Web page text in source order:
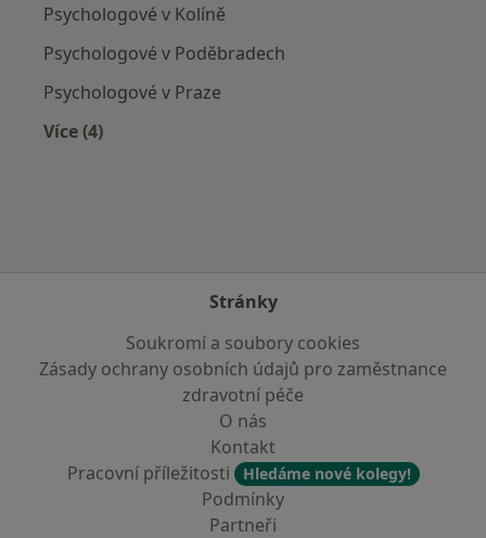
Psychologové v Kolíně
Psychologové v Poděbradech
Psychologové v Praze
Více (4)
Stránky
Soukromí a soubory cookies
Zásady ochrany osobních údajů pro zaměstnance
zdravotní péče
O nás
Kontakt
Pracovní příležitosti
Hledáme nové kolegy!
Podmínky
Partneři